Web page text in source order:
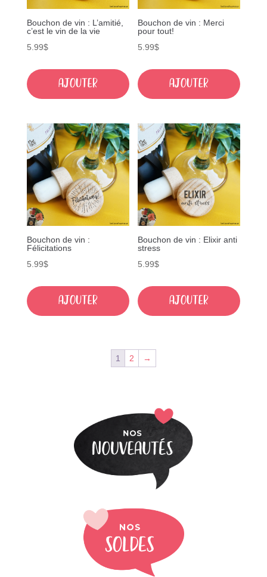
Bouchon de vin : L’amitié,
c’est le vin de la vie
5.99$
Ajouter
Bouchon de vin : Merci
pour tout!
5.99$
Ajouter
Bouchon de vin :
Félicitations
5.99$
Ajouter
Bouchon de vin : Elixir anti
stress
5.99$
Ajouter
1 2 →